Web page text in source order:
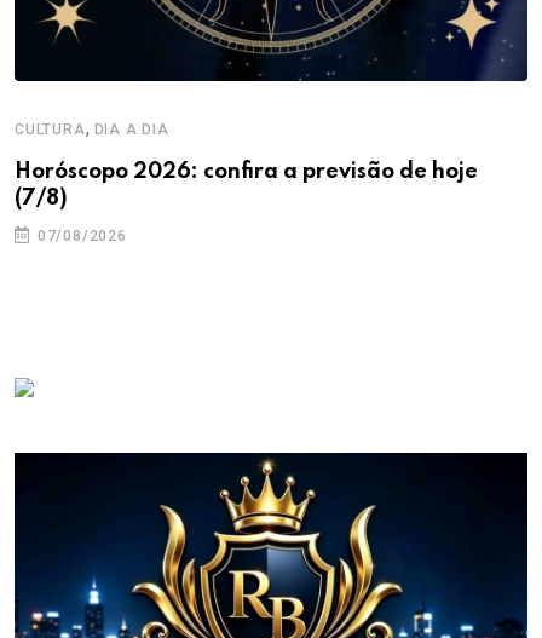
CULTURA, DIA A DIA
Horóscopo 2026: confira a previsão de hoje
(7/8)
07/08/2026